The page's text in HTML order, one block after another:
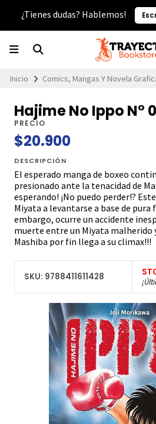
¿Tienes dudas? Hablemos!
Inicio Comics, Mangas Y Novela
Hajime No Ippo N°
PRECIO
$20.900
DESCRIPCIÓN
El esperado manga de boxeo
presionado ante la tenacidad de
esperando! ¡No puedo perder!?
Miyata a levantarse a base de pura
embargo, ocurre un accidente
muerte entre un Miyata malherido
Mashiba por fin llega a su climax!!!
SKU: 9788411611428